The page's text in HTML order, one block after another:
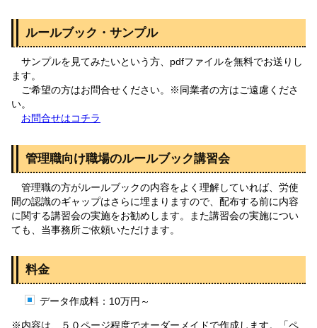
ルールブック・サンプル
サンプルを見てみたいという方、pdfファイルを無料でお送りし
ます。
ご希望の方はお問合せください。※同業者の方はご遠慮くださ
い。
お問合せはコチラ
管理職向け職場のルールブック講習会
管理職の方がルールブックの内容をよく理解していれば、労使
間の認識のギャップはさらに埋まりますので、配布する前に内容
に関する講習会の実施をお勧めします。また講習会の実施につい
ても、当事務所ご依頼いただけます。
料金
データ作成料：10万円～
※内容は、５０ページ程度でオーダーメイドで作成します。「ペ